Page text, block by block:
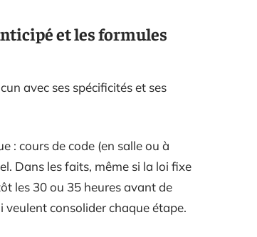
et les formules
avec ses spécificités et ses
: cours de code (en salle ou à
Dans les faits, même si la loi fixe
les 30 ou 35 heures avant de
veulent consolider chaque étape.